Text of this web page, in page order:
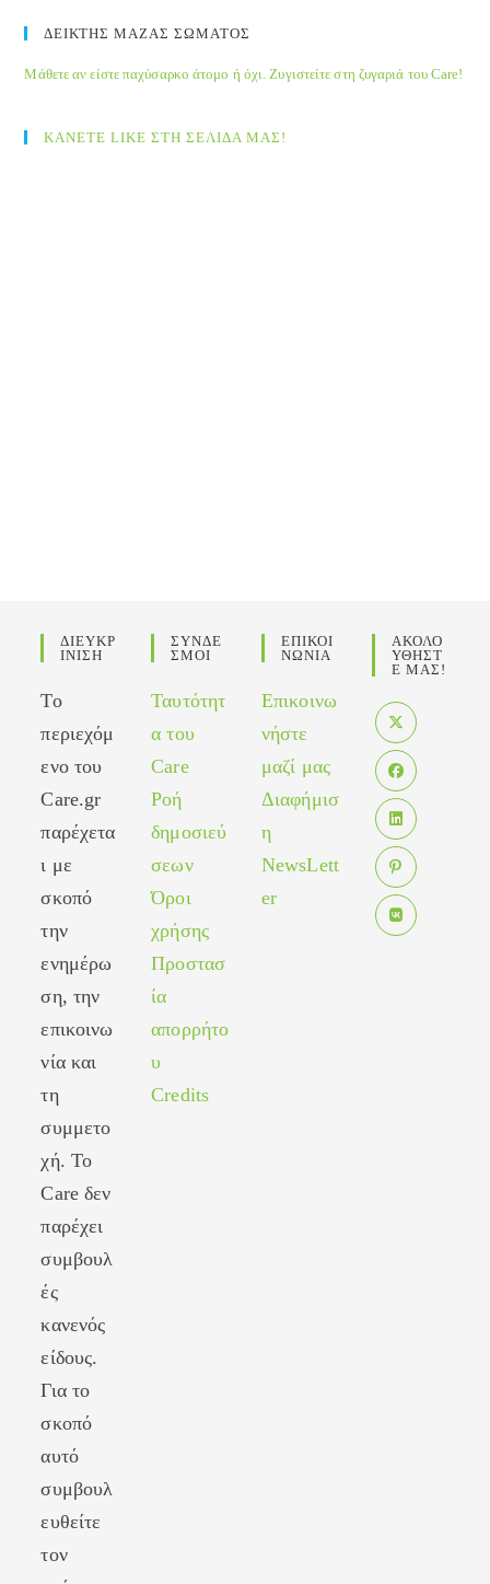
ΔΕΙΚΤΗΣ ΜΑΖΑΣ ΣΩΜΑΤΟΣ
Μάθετε αν είστε παχύσαρκο άτομο ή όχι. Ζυγιστείτε στη ζυγαριά του Care!
ΚΑΝΕΤΕ LIKE ΣΤΗ ΣΕΛΙΔΑ ΜΑΣ!
ΔΙΕΥΚΡ
ΙΝΙΣΗ
Το
περιεχόμ
ενο του
Care.gr
παρέχετα
ι με
σκοπό
την
ενημέρω
ση, την
επικοινω
νία και
τη
συμμετο
χή. Το
Care δεν
παρέχει
συμβουλ
ές
κανενός
είδους.
Για το
σκοπό
αυτό
συμβουλ
ευθείτε
τον
ΣΥΝΔΕ
ΣΜΟΙ
Ταυτότητ
α του
Care
Ροή
δημοσιεύ
σεων
Όροι
χρήσης
Προστασ
ία
απορρήτο
υ
Credits
ΕΠΙΚΟΙ
ΝΩΝΙΑ
Επικοινω
νήστε
μαζί μας
Διαφήμισ
η
NewsLett
er
ΑΚΟΛΟ
ΥΘΗΣΤ
Ε ΜΑΣ!
Opens
in
a
new
tab
Opens
in
a
new
tab
Opens
in
a
new
Opens
in